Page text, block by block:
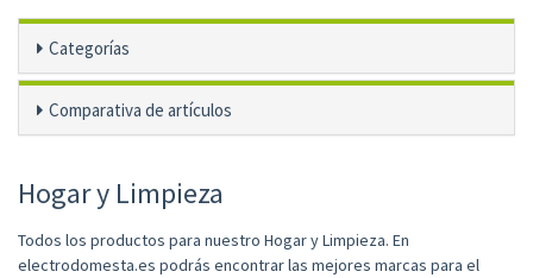
Categorías
Comparativa de artículos
Hogar y Limpieza
Todos los productos para nuestro Hogar y Limpieza. En
electrodomesta.es podrás encontrar las mejores marcas para el